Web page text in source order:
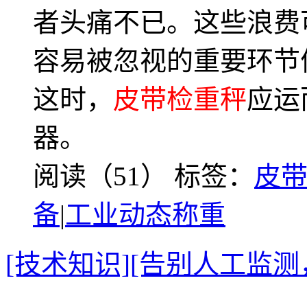
者头痛不已。这些浪
容易被忽视的重要环
这时， 皮带检重秤应
器。
阅读（51） 标签： 皮
备|工业动态称重
[技术知识][告别人工监